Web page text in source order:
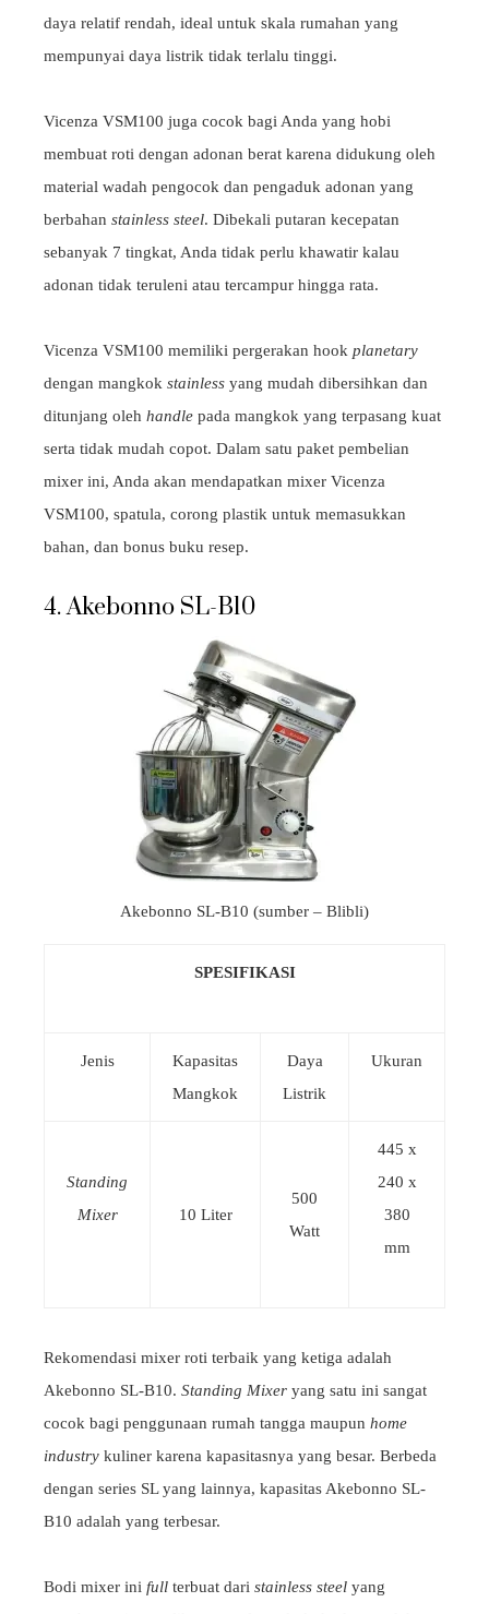
daya relatif rendah, ideal untuk skala rumahan yang
mempunyai daya listrik tidak terlalu tinggi.
Vicenza VSM100 juga cocok bagi Anda yang hobi
membuat roti dengan adonan berat karena didukung oleh
material wadah pengocok dan pengaduk adonan yang
berbahan stainless steel. Dibekali putaran kecepatan
sebanyak 7 tingkat, Anda tidak perlu khawatir kalau
adonan tidak teruleni atau tercampur hingga rata.
Vicenza VSM100 memiliki pergerakan hook planetary
dengan mangkok stainless yang mudah dibersihkan dan
ditunjang oleh handle pada mangkok yang terpasang kuat
serta tidak mudah copot. Dalam satu paket pembelian
mixer ini, Anda akan mendapatkan mixer Vicenza
VSM100, spatula, corong plastik untuk memasukkan
bahan, dan bonus buku resep.
4. Akebonno SL-B10
Akebonno SL-B10 (sumber – Blibli)
SPESIFIKASI
Jenis
Kapasitas
Mangkok
Daya
Listrik
Ukuran
Standing
Mixer
10 Liter
500
Watt
445 x
240 x
380
mm
Rekomendasi mixer roti terbaik yang ketiga adalah
Akebonno SL-B10. Standing Mixer yang satu ini sangat
cocok bagi penggunaan rumah tangga maupun home
industry kuliner karena kapasitasnya yang besar. Berbeda
dengan series SL yang lainnya, kapasitas Akebonno SL-
B10 adalah yang terbesar.
Bodi mixer ini full terbuat dari stainless steel yang